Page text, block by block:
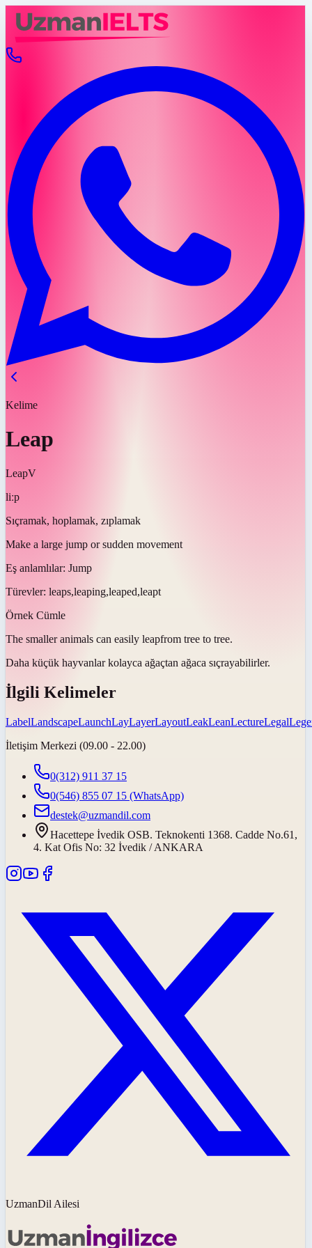
Kelime
Leap
LeapV
liːp
Sıçramak, hoplamak, zıplamak
Make a large jump or sudden movement
Eş anlamlılar: Jump
Türevler: leaps,leaping,leaped,leapt
Örnek Cümle
The smaller animals can easily leapfrom tree to tree.
Daha küçük hayvanlar kolayca ağaçtan ağaca sıçrayabilirler.
İlgili Kelimeler
LabelLandscapeLaunchLayLayerLayoutLeakLeanLectureLegal
İletişim Merkezi (09.00 - 22.00)
0(312) 911 37 15
0(546) 855 07 15 (WhatsApp)
destek@uzmandil.com
Hacettepe İvedik OSB. Teknokenti 1368. Cadde No.61,
4. Kat Ofis No: 32 İvedik / ANKARA
UzmanDil Ailesi